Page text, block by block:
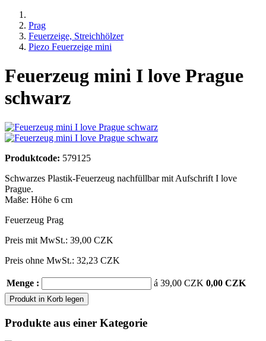
Prag
Feuerzeige, Streichhölzer
Piezo Feuerzeige mini
Feuerzeug mini I love Prague
schwarz
Produktcode: 579125
Schwarzes Plastik-Feuerzeug nachfüllbar mit Aufschrift I love
Prague.
Maße: Höhe 6 cm
Feuerzeug Prag
Preis mit MwSt.: 39,00 CZK
Preis ohne MwSt.: 32,23 CZK
Menge : á 39,00 CZK 0,00 CZK
Produkt in Korb legen
Produkte aus einer Kategorie